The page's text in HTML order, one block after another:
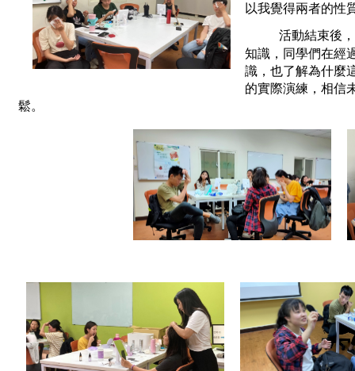
以我覺得兩者的性
活動結束後
知識，同學們在經
識，也了解為什麼
的實際演練，相信
鬆。